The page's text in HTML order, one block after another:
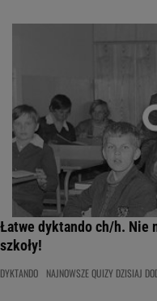
Łatwe dyktando ch/h. Nie
szkoły!
DYKTANDO NAJNOWSZE QUIZY DZISIAJ